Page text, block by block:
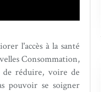
l'accès à la santé
Consommation,
réduire, voire de
pouvoir se soigner